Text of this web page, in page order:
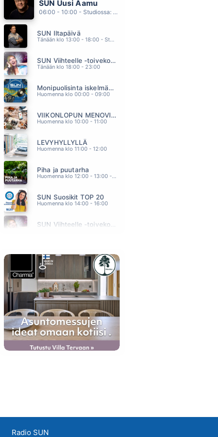
ÄITI POJASTAAN PAPPIA TOIVOI
VALHEISTA KAUNEIN
NEW KID IN TOWN
ELAKÖÖN
SUN Uusi Aamu
06:00 - 10:00 - Studiossa: Kimmo Hoivassilta
SUN Iltapäivä
Tänään klo 13:00 - 18:00 - Studiossa: Kaisu Lämsä
SUN Viihteelle -toivekonsertti
Tänään klo 18:00 - 23:00
Monipuolisinta iskelmää ja parasta poppia
Huomenna klo 00:00 - 09:00
VIIKONLOPUN MENOVINKIT
Huomenna klo 10:00 - 11:00
LEVYHYLLYLLÄ
Huomenna klo 11:00 - 12:00
Piha ja puutarha
Huomenna klo 12:00 - 13:00 - Studiossa: Pinsiön Taimisto
SUN Suosikit TOP 20
Huomenna klo 14:00 - 16:00
Radio SUN